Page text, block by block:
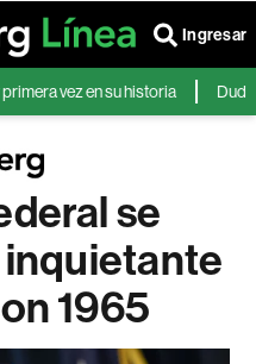
Ingresar
vez en su historia Dudas
se
1965